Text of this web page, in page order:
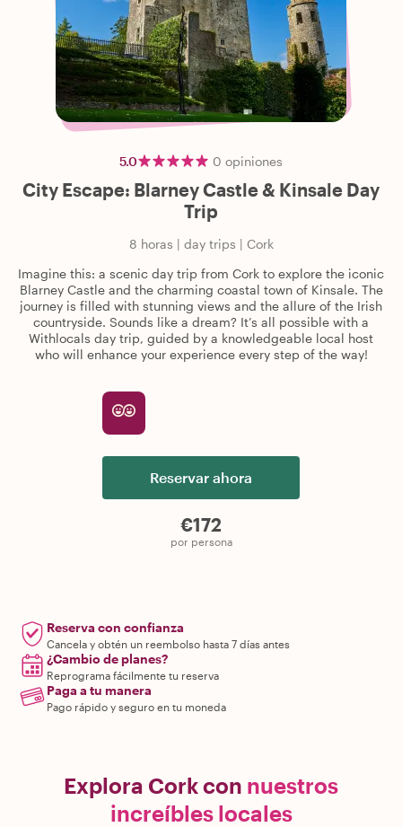
5.0 0 opiniones
City Escape: Blarney Castle & Kinsale Day
Trip
8 horas | day trips | Cork
Imagine this: a scenic day trip from Cork to explore the iconic
Blarney Castle and the charming coastal town of Kinsale. The
journey is filled with stunning views and the allure of the Irish
countryside. Sounds like a dream? It’s all possible with a
Withlocals day trip, guided by a knowledgeable local host
who will enhance your experience every step of the way!
Reservar ahora
€172
por persona
Reserva con confianza
Cancela y obtén un reembolso hasta 7 días antes
¿Cambio de planes?
Reprograma fácilmente tu reserva
Paga a tu manera
Pago rápido y seguro en tu moneda
Explora Cork con nuestros
increíbles locales